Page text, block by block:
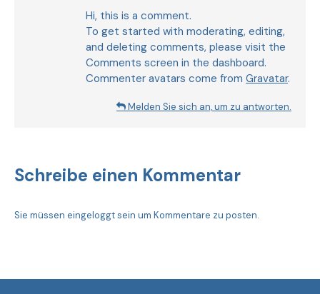
Hi, this is a comment.
To get started with moderating, editing,
and deleting comments, please visit the
Comments screen in the dashboard.
Commenter avatars come from Gravatar.
Melden Sie sich an, um zu antworten.
Schreibe einen Kommentar
Sie müssen eingeloggt sein um Kommentare zu posten.